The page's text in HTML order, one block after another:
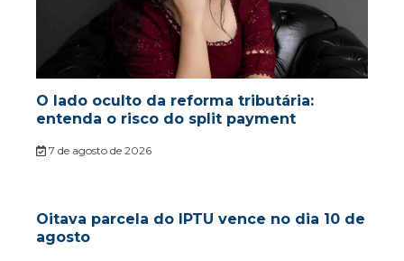
O lado oculto da reforma tributária:
entenda o risco do split payment
7 de agosto de 2026
Oitava parcela do IPTU vence no dia 10 de
agosto